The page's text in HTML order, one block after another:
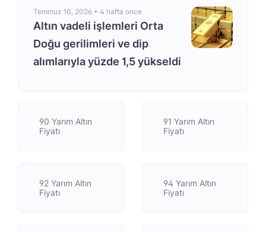
Temmuz 10, 2026 • 4 hafta once
Altın vadeli işlemleri Orta
Doğu gerilimleri ve dip
alımlarıyla yüzde 1,5 yükseldi
90 Yarım Altın
Fiyatı
91 Yarım Altın
Fiyatı
92 Yarım Altın
Fiyatı
94 Yarım Altın
Fiyatı